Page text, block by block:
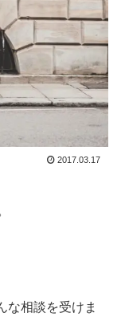
2017.03.17
な相談を受けま